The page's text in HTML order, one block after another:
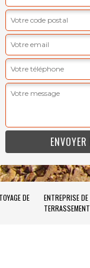
DE
ENTREPRISE DE